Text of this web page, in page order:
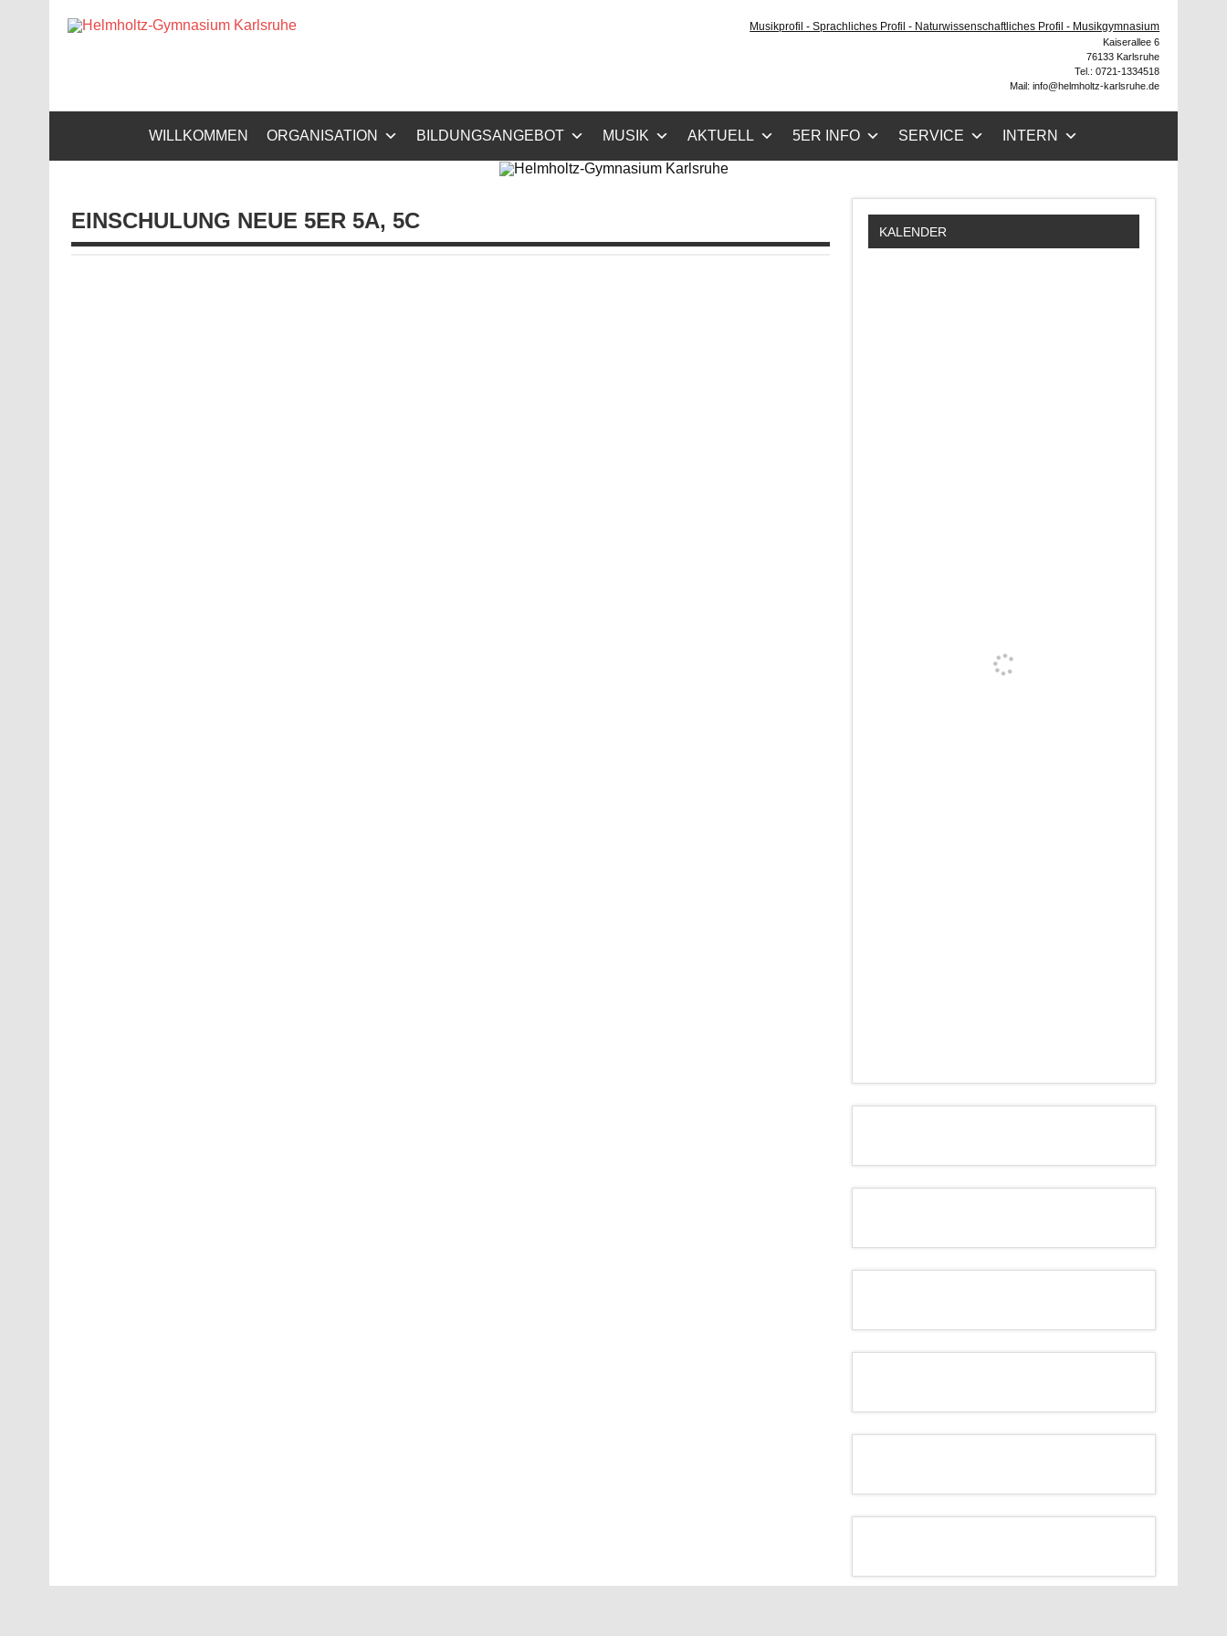
Helmholtz-Gymnasium KarlsruheMusikprofil - Sprachliches Profil - Naturwissenschaftliches Profil - Musikgymnasium
Kaiserallee 6
76133 Karlsruhe
Tel.: 0721-1334518
Mail: info@helmholtz-karlsruhe.de
WILLKOMMEN ORGANISATION BILDUNGSANGEBOT MUSIK AKTUELL 5ER INFO SERVICE INTERN
EINSCHULUNG NEUE 5ER 5A, 5C KALENDER